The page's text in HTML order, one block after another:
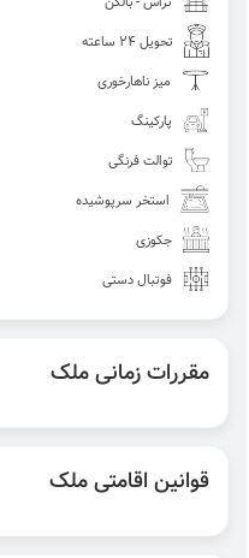
تحویل 24 ساعته
میز ناهارخوری
پارکینگ
توالت فرنگی
استخر سرپوشیده
جکوزی
فوتبال دستی
مقررات زمانی ملک
قوانین اقامتی ملک